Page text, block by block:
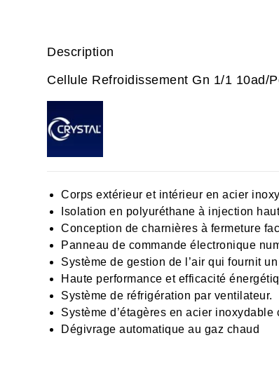
Description
Cellule Refroidissement Gn 1/1 10ad/
Corps extérieur et intérieur en acier
Isolation en polyuréthane à injection
Conception de charnières à fermeture
Panneau de commande électronique
Système de gestion de l’air qui fournit
Haute performance et efficacité
Système de réfrigération par ventilateur.
Système d’étagères en acier
Dégivrage automatique au gaz chaud